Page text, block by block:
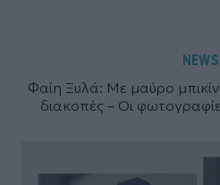
NEWS
Φαίη Ξυλά: Με μαύρο
διακοπές – Οι